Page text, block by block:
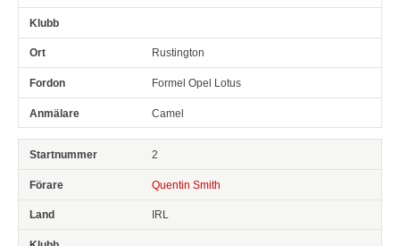
Rustington
Formel Opel Lotus
Camel
2
Quentin Smith
IRL